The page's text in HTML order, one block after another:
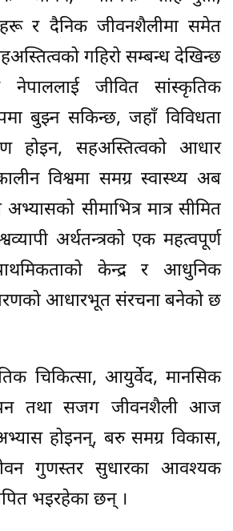
र दैनिक जीवनशैलीमा समेत
गहिरो सम्बन्ध देखिन्छ
जीवित सांस्कृतिक
बुझ्न सकिन्छ, जहाँ विविधता
होइन, सहअस्तित्वको आधार
विश्वमा समग्र स्वास्थ्य अब
सीमाभित्र मात्र सीमित
अर्थतन्त्रको एक महत्वपूर्ण
केन्द्र र आधुनिक
आधारभूत संरचना बनेको छ
चिकित्सा, आयुर्वेद, मानसिक
तथा सजग जीवनशैली आज
होइनन्, बरु समग्र विकास,
गुणस्तर सुधारका आवश्यक
भइरहेका छन् ।